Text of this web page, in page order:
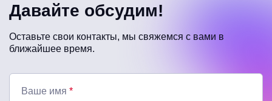
Давайте обсудим!
Оставьте свои контакты, мы свяжемся с вами в
ближайшее время.
Ваше имя *